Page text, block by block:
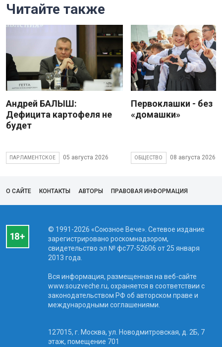
Читайте также
Андрей БАЛЫШ:
Дефицита картофеля не
будет
ПАРЛАМЕНТСКОЕ 05 августа 2026
Первоклашки - без
«домашки»
ОБЩЕСТВО 08 августа 2026
О САЙТЕ КОНТАКТЫ АВТОРЫ ПРАВОВАЯ ИНФОРМАЦИЯ
© 1991-2026 «Союзное Вече». Сетевое издание
зарегистрировано роскомнадзором,
свидетельство эл № фc77-52606 от 25 января
2013 года.
Вся информация, размещенная на веб-сайте
www.souzveche.ru, охраняется в соответствии с
законодательством РФ об авторском праве и
международными соглашениями.
127015, г. Москва, ул. Новодмитровская, д. 2Б, 7
этаж, помещение 701